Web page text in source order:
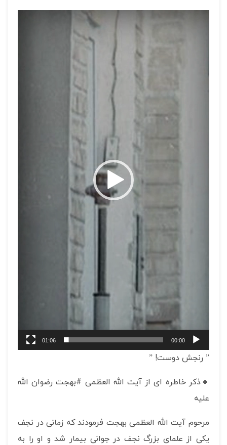
00:00
01:06
” رنجش دوست! ”
🔸ذکر خاطره ای از آیت الله العظمی #بهجت رضوان الله
علیه
مرحوم آیت الله العظمی بهجت فرمودند که زمانی در نجف
یکی از علمای بزرگ نجف در جوانی بیمار شد و او را به